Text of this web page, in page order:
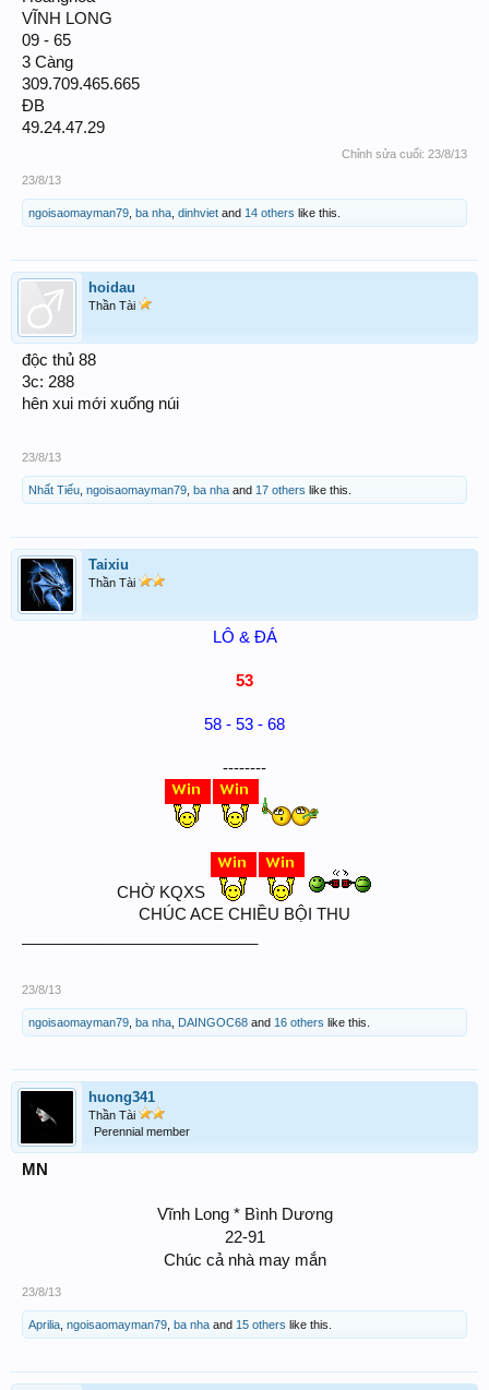
VĨNH LONG
09 - 65
3 Càng
309.709.465.665
ĐB
49.24.47.29
Chỉnh sửa cuối: 23/8/13
23/8/13
ngoisaomayman79 ba nha dinhviet and 14 others like this.
hoidau
Thần Tài
độc thủ 88
3c: 288
hên xui mới xuống núi
23/8/13
Nhất Tiếu ngoisaomayman79 ba nha and 17 others like this.
Taixiu
Thần Tài
LÔ & ĐÁ
53
58 - 53 - 68
--------
CHỜ KQXS
CHÚC ACE CHIỀU BỘI THU
23/8/13
ngoisaomayman79 ba nha DAINGOC68 and 16 others like this.
huong341
Thần Tài
Perennial member
MN
Vĩnh Long * Bình Dương
22-91
Chúc cả nhà may mắn​
23/8/13
Aprilia ngoisaomayman79 ba nha and 15 others like this.